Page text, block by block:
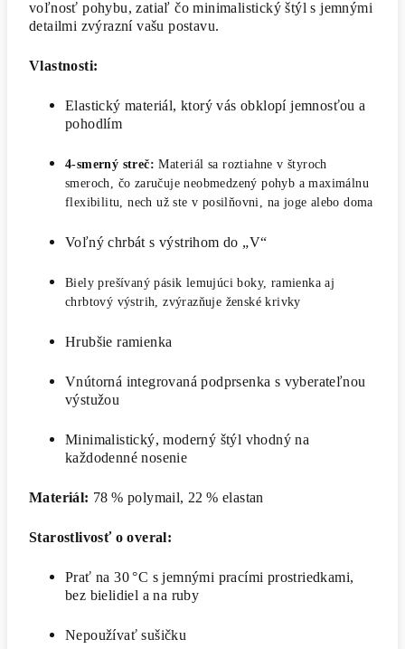
voľnosť pohybu, zatiaľ čo minimalistický štýl s jemnými
detailmi zvýrazní vašu postavu.
Vlastnosti:
Elastickýmateriál, ktorý vás obklopí jemnosťou a
pohodlím
4-smerný streč: Materiál sa roztiahne v štyroch
smeroch, čo zaručuje neobmedzený pohyb a maximálnu
flexibilitu, nech už ste v posilňovni, na joge alebo doma
Voľný chrbát s výstrihom do „V“
Biely prešívaný pásik lemujúci boky, ramienka aj
chrbtový výstrih, zvýrazňuje ženské krivky
Hrubšie ramienka
Vnútorná integrovaná podprsenka s vyberateľnou
výstužou
Minimalistický, moderný štýl vhodný na
každodenné nosenie
Materiál: 78 % polymail, 22 % elastan
Starostlivosť o overal:
Prať na 30 °C s jemnými pracími prostriedkami,
bez bielidiel a na ruby
Nepoužívať sušičku